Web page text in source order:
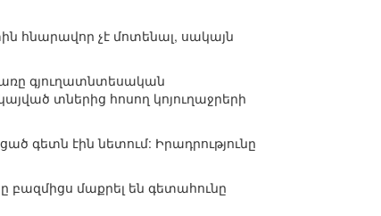
հնարավոր չէ մոտենալ, սակայն
գյուղատնտեսական
տներից հոսող կոյուղաջրերի
գետն էին նետում: Իրադրությունը
բազմիցս մաքրել են գետահունը